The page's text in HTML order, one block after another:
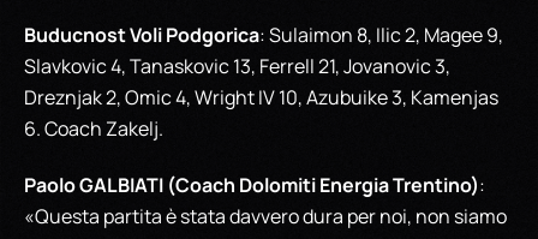
Buducnost Voli Podgorica: Sulaimon 8, Ilic 2, Magee 9,
Slavkovic 4, Tanaskovic 13, Ferrell 21, Jovanovic 3,
Dreznjak 2, Omic 4, Wright IV 10, Azubuike 3, Kamenjas
6. Coach Zakelj.
Paolo GALBIATI (Coach Dolomiti Energia Trentino):
«Questa partita è stata davvero dura per noi, non siamo